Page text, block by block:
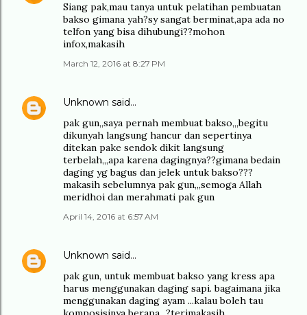
Siang pak,mau tanya untuk pelatihan pembuatan
bakso gimana yah?sy sangat berminat,apa ada no
telfon yang bisa dihubungi??mohon
infox,makasih
March 12, 2016 at 8:27 PM
Unknown said…
pak gun,,saya pernah membuat bakso,,,begitu
dikunyah langsung hancur dan sepertinya
ditekan pake sendok dikit langsung
terbelah,,,apa karena dagingnya??gimana bedain
daging yg bagus dan jelek untuk bakso???
makasih sebelumnya pak gun,,,semoga Allah
meridhoi dan merahmati pak gun
April 14, 2016 at 6:57 AM
Unknown said…
pak gun, untuk membuat bakso yang kress apa
harus menggunakan daging sapi. bagaimana jika
menggunakan daging ayam ...kalau boleh tau